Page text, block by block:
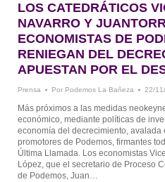
LOS CATEDRÁTICOS
NAVARRO Y
ECONOMISTAS DE
RENIEGAN DEL
APUESTAN POR EL
Prensa Por Podemos La Bañeza 22/
Más próximos a las medidas
económico, mediante políticas de
economía del decrecimiento, avalada
promotores de Podemos, firmantes
Última Llamada. Los economistas
López, que el secretario de Proceso
de Podemos, Juan…